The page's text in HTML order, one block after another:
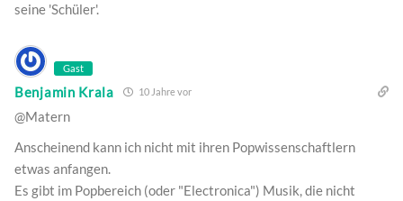
seine 'Schüler'.
Gast
Benjamin Krala 10 Jahre vor
@Matern
Anscheinend kann ich nicht mit ihren Popwissenschaftlern
etwas anfangen.
Es gibt im Popbereich (oder "Electronica") Musik, die nicht